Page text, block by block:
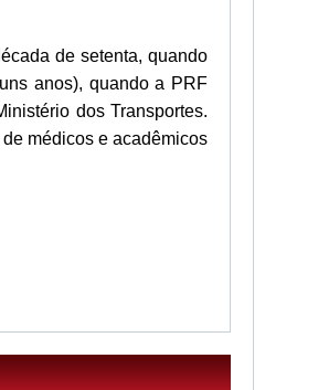
de setenta, quando
anos), quando a PRF
dos Transportes.
médicos e acadêmicos